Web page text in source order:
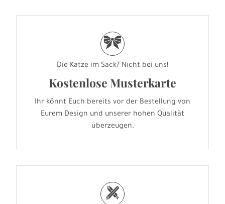
r
Die Katze im Sack? Nicht bei uns!
Kostenlose Musterkarte
Ihr könnt Euch bereits vor der Bestellung von
Eurem Design und unserer hohen Qualität
überzeugen.
h